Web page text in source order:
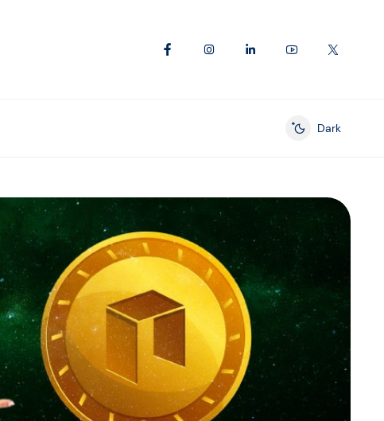
Enable dark
Dark